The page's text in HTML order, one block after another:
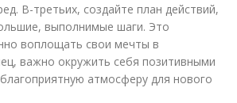
В-третьих, создайте план действий,
выполнимые шаги. Это
воплощать свои мечты в
важно окружить себя позитивными
атмосферу для нового